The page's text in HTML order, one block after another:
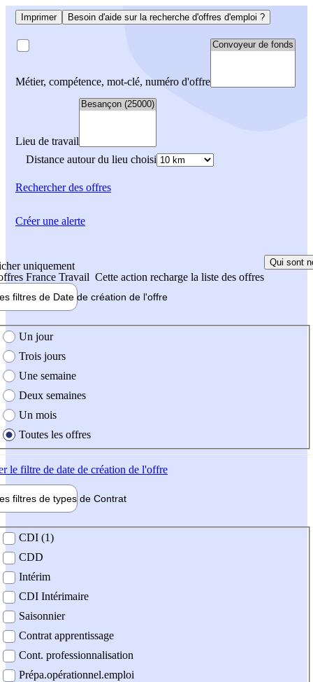
Imprimer Besoin d'aide sur la recherche d'offres d'emploi ?
Métier, compétence, mot-clé, numéro d'offre
Lieu de travail
Distance autour du lieu choisi
Rechercherdes offres
uniquement
France Travail Cette action recharge la liste des offres
Qui sont
filtres de Date de création de l'offre
création de l'offre
Un jour
Trois jours
Une semaine
Deux semaines
Un mois
Toutes les offres
le filtre de date de création de l'offre
filtres de types de Contrat
contrat
CDI (1)
CDD
Intérim
CDI Intérimaire
Saisonnier
Contrat apprentissage
Cont. professionnalisation
Prépa.opérationnel.emploi
Créer une alerte